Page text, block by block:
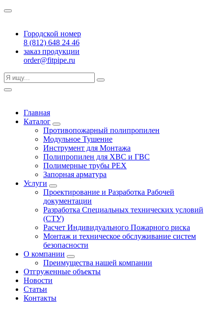
Городской номер
8 (812) 648 24 46
заказ продукции
order@fitpipe.ru
Главная
Каталог
Противопожарный полипропилен
Модульное Тушение
Инструмент для Монтажа
Полипропилен для ХВС и ГВС
Полимерные трубы PEX
Запорная арматура
Услуги
Проектирование и Разработка Рабочей
документации
Разработка Специальных технических условий
(СТУ)
Расчет Индивидуального Пожарного риска
Монтаж и техническое обслуживание систем
безопасности
О компании
Преимущества нашей компании
Отгруженные объекты
Новости
Статьи
Контакты